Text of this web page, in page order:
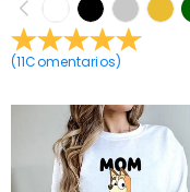
(11Comentarios)